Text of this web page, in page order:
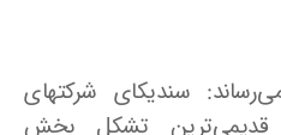
سندیکای شرکتهای
قدیمی‌ترین تشکل بخش